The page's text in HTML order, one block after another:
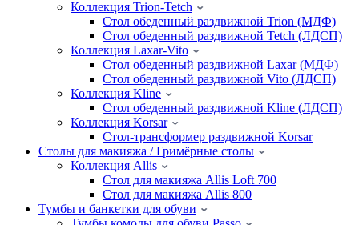
Коллекция Trion-Tetch
Стол обеденный раздвижной Trion (МДФ)
Стол обеденный раздвижной Tetch (ЛДСП)
Коллекция Laxar-Vito
Стол обеденный раздвижной Laxar (МДФ)
Стол обеденный раздвижной Vito (ЛДСП)
Коллекция Kline
Стол обеденный раздвижной Kline (ЛДСП)
Коллекция Korsar
Стол-трансформер раздвижной Korsar
Столы для макияжа / Гримёрные столы
Коллекция Allis
Стол для макияжа Allis Loft 700
Стол для макияжа Allis 800
Тумбы и банкетки для обуви